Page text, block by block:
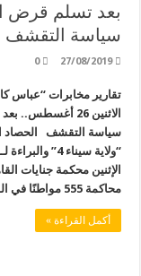
بعد تسلم قرض
سياسة التقشف
27/08/2019
0
تقارير مخابرات “عباس
الاثنين 26
سياسة التقشف الحصاد
الإثنين محكمة جنايات
محاكمة 555 مواطنًا في القضية الهزلية …
أكمل القراءة »